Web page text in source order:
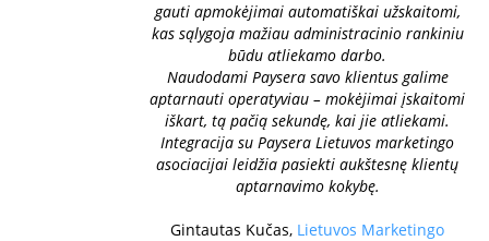
gauti apmokėjimai automatiškai užskaitomi,
kas sąlygoja mažiau administracinio rankiniu
būdu atliekamo darbo.
Naudodami Paysera savo klientus galime
aptarnauti operatyviau – mokėjimai įskaitomi
iškart, tą pačią sekundę, kai jie atliekami.
Integracija su Paysera Lietuvos marketingo
asociacijai leidžia pasiekti aukštesnę klientų
aptarnavimo kokybę.
Gintautas Kučas, Lietuvos Marketingo